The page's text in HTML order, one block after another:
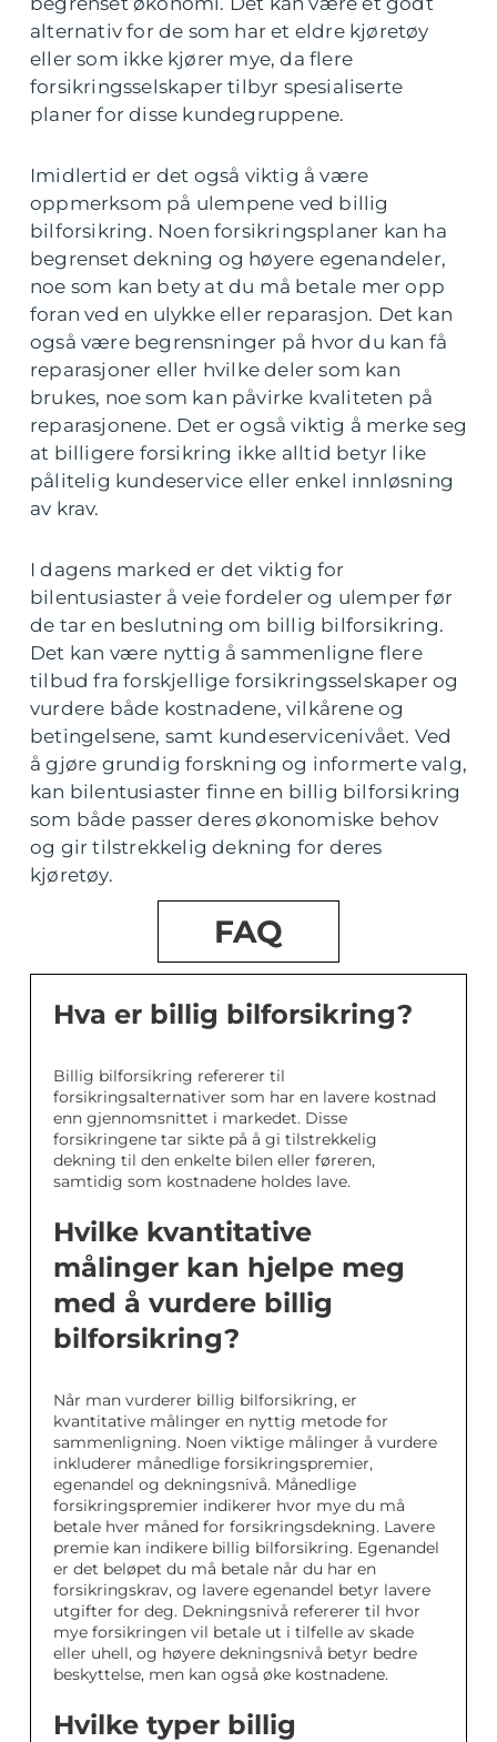
alternativ for de som har et eldre kjøretøy
eller som ikke kjører mye, da flere
forsikringsselskaper tilbyr spesialiserte
planer for disse kundegruppene.
Imidlertid er det også viktig å være
oppmerksom på ulempene ved billig
bilforsikring. Noen forsikringsplaner kan ha
begrenset dekning og høyere egenandeler,
noe som kan bety at du må betale mer opp
foran ved en ulykke eller reparasjon. Det kan
også være begrensninger på hvor du kan få
reparasjoner eller hvilke deler som kan
brukes, noe som kan påvirke kvaliteten på
reparasjonene. Det er også viktig å merke seg
at billigere forsikring ikke alltid betyr like
pålitelig kundeservice eller enkel innløsning
av krav.
I dagens marked er det viktig for
bilentusiaster å veie fordeler og ulemper før
de tar en beslutning om billig bilforsikring.
Det kan være nyttig å sammenligne flere
tilbud fra forskjellige forsikringsselskaper og
vurdere både kostnadene, vilkårene og
betingelsene, samt kundeservicenivået. Ved
å gjøre grundig forskning og informerte valg,
kan bilentusiaster finne en billig bilforsikring
som både passer deres økonomiske behov
og gir tilstrekkelig dekning for deres
kjøretøy.
FAQ
Hva er billig bilforsikring?
Billig bilforsikring refererer til
forsikringsalternativer som har en lavere kostnad
enn gjennomsnittet i markedet. Disse
forsikringene tar sikte på å gi tilstrekkelig
dekning til den enkelte bilen eller føreren,
samtidig som kostnadene holdes lave.
Hvilke kvantitative
målinger kan hjelpe meg
med å vurdere billig
bilforsikring?
Når man vurderer billig bilforsikring, er
kvantitative målinger en nyttig metode for
sammenligning. Noen viktige målinger å vurdere
inkluderer månedlige forsikringspremier,
egenandel og dekningsnivå. Månedlige
forsikringspremier indikerer hvor mye du må
betale hver måned for forsikringsdekning. Lavere
premie kan indikere billig bilforsikring. Egenandel
er det beløpet du må betale når du har en
forsikringskrav, og lavere egenandel betyr lavere
utgifter for deg. Dekningsnivå refererer til hvor
mye forsikringen vil betale ut i tilfelle av skade
eller uhell, og høyere dekningsnivå betyr bedre
beskyttelse, men kan også øke kostnadene.
Hvilke typer billig